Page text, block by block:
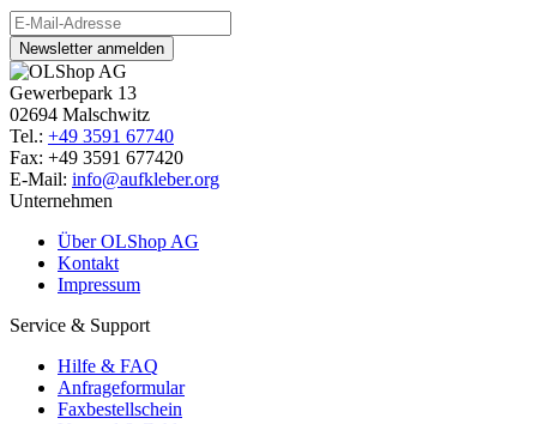
Newsletter anmelden
Gewerbepark 13
02694 Malschwitz
Tel.: +49 3591 67740
Fax: +49 3591 677420
E-Mail: info@aufkleber.org
Unternehmen
Über OLShop AG
Kontakt
Impressum
Service & Support
Hilfe & FAQ
Anfrageformular
Faxbestellschein